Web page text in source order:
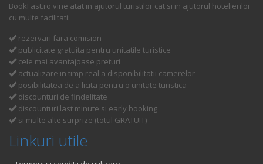
BookFast.ro vine atat in ajutorul turistilor cat si in ajutorul hotelierilor
cu multe facilitati:
rezervari fara comision
publicitate gratuita pentru unitatile turistice
cele mai avantajoase preturi
actualizare in timp real a disponibilitatii camerelor
posibilitatea de a licita pentru o unitate turistica
discounturi de findelitate
discounturi last minute si early booking
si multe alte surprize (totul GRATUIT)
Linkuri utile